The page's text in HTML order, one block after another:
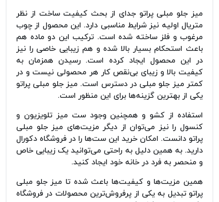
میز جلو مبلی پراتو جدای از بحث کیفیت ساخت از نظر
متریال اولیه نیز شرایط مناسبی دارد. این محصول از چوب
مرغوب و فلز ساخته شده است. ترکیب این دو ماده هم
باعث استحکام بسیار بالا شده و هم زیبایی خاصی را نیز
در این محصول ایجاد کرده است. رسیدن همزمان به
کیفیت بالا و زیبای بی‌نقص کار هر محصولی نیست و در
کمتر میز جلو مبلی در دسترس است. میز جلو مبلی پراتو
یکی از بهترین گزینه‌ها برای این منظور است.
استفاده از کشو و همچنین وجود ست میز تلویزیون و
کنسول را نیز می‌توان از دیگر مزیت‌های میز جلو مبلی
پراتو دانست. امکان خرید این ست‌ها را در فروشگاه دکورال
دارید. به همین دلیل به راحتی می‌توانید یک زیبایی خاص
و منحصر به فرد در خانه خود ایجاد کنید.
همین مزیت‌ها و کیفیت‌ها باعث شده تا میز جلو مبلی
پراتو تبدیل به یکی از پرفروش‌ترین محصولات در فروشگاه